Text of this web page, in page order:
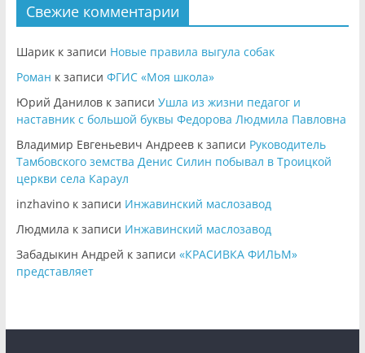
Свежие комментарии
Шарикк записи Новые правила выгула собак
Роман к записи ФГИС «Моя школа»
Юрий Даниловк записи Ушла из жизни педагог и
наставник с большой буквы Федорова Людмила Павловна
Владимир Евгеньевич Андреевк записи Руководитель
Тамбовского земства Денис Силин побывал в Троицкой
церкви села Караул
inzhavinoк записи Инжавинский маслозавод
Людмила к записи Инжавинский маслозавод
Забадыкин Андрей к записи «КРАСИВКА ФИЛЬМ»
представляет